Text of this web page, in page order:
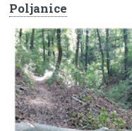
Poljanice